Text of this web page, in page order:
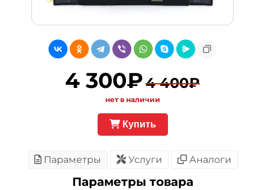
4 300₽4 400₽
нет в наличии
Купить
Параметры Услуги Аналоги
Параметры товара